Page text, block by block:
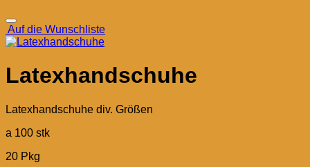
Auf die Wunschliste
Latexhandschuhe
Latexhandschuhe div. Größen
a 100 stk
20 Pkg